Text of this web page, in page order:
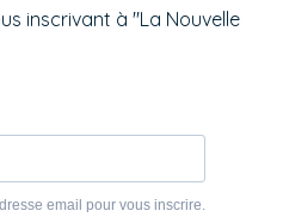
inscrivant à "La Nouvelle